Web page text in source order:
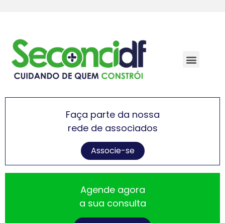
Faça parte da nossa
rede de associados
Associe-se
Agende agora
a sua consulta